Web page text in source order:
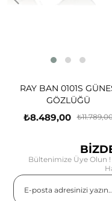
RAY BAN 0101S
GÖZLÜĞÜ
₺8.489,00
Bültenimize Üye Olun